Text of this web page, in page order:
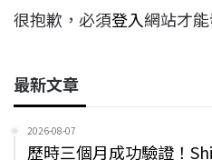
很抱歉，必須登入網站才
最新文章
2026-08-07
歷時三個月成功驗證！